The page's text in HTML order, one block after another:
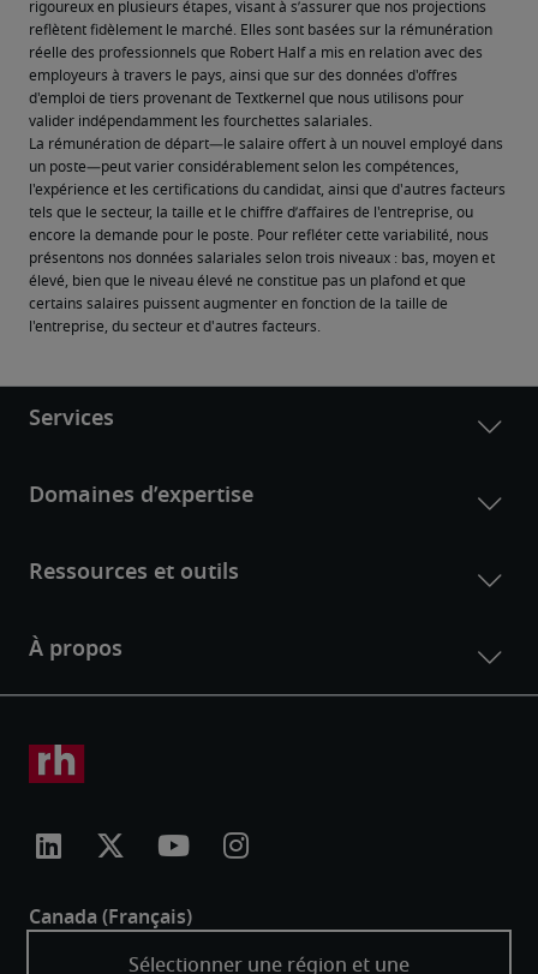
rigoureux en plusieurs étapes, visant à s’assurer que nos projections
reflètent fidèlement le marché. Elles sont basées sur la rémunération
réelle des professionnels que Robert Half a mis en relation avec des
employeurs à travers le pays, ainsi que sur des données d'offres
d'emploi de tiers provenant de Textkernel que nous utilisons pour
valider indépendamment les fourchettes salariales.
La rémunération de départ—le salaire offert à un nouvel employé dans
un poste—peut varier considérablement selon les compétences,
l'expérience et les certifications du candidat, ainsi que d'autres facteurs
tels que le secteur, la taille et le chiffre d’affaires de l'entreprise, ou
encore la demande pour le poste. Pour refléter cette variabilité, nous
présentons nos données salariales selon trois niveaux : bas, moyen et
élevé, bien que le niveau élevé ne constitue pas un plafond et que
certains salaires puissent augmenter en fonction de la taille de
l'entreprise, du secteur et d'autres facteurs.